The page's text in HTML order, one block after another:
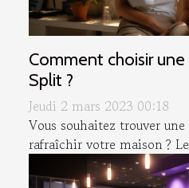
Comment choisir
Split ?
Jeudi 2 mars 2023 00:18
Vous souhaitez trouver
rafraîchir votre maison ?